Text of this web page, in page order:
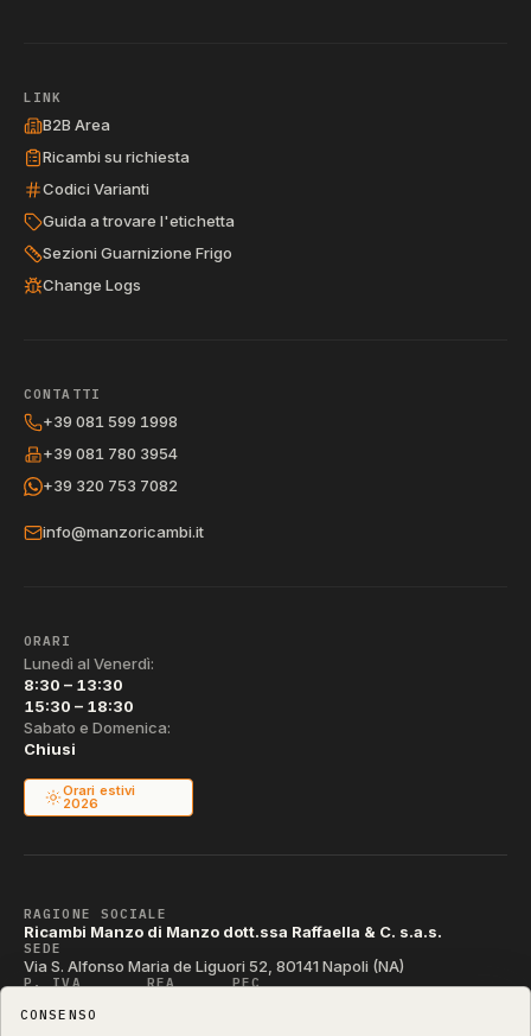
LINK
B2B Area
Ricambi su richiesta
Codici Varianti
Guida a trovare l'etichetta
Sezioni Guarnizione Frigo
Change Logs
CONTATTI
+39 081 599 1998
+39 081 780 3954
+39 320 753 7082
info@manzoricambi.it
ORARI
Lunedì al Venerdì:
8:30 – 13:30
15:30 – 18:30
Sabato e Domenica:
Chiusi
Orari estivi
2026
RAGIONE SOCIALE
Ricambi Manzo di Manzo dott.ssa Raffaella & C. s.a.s.
SEDE
Via S. Alfonso Maria de Liguori 52, 80141 Napoli (NA)
P. IVA REA PEC
CODICE SDI
CONSENSO